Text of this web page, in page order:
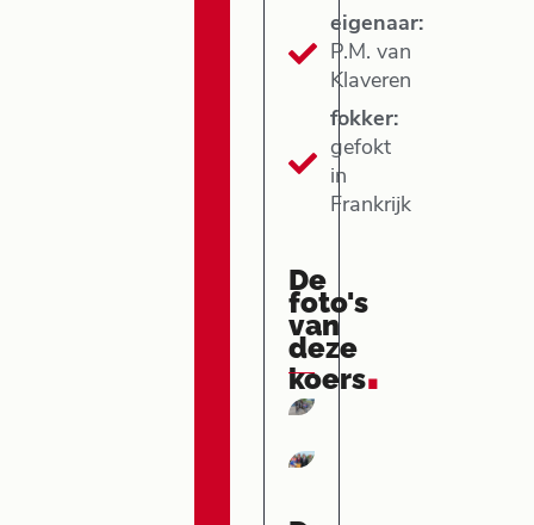
eigenaar:
P.M. van
Klaveren
fokker:
gefokt
in
Frankrijk
De
foto's
van
deze
koers.